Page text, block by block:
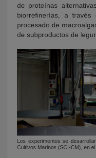
de proteínas
biorrefinerías, a través
procesado de
de subproductos de
Los experimentos se
Cultivos Marinos (SCI-CM), en